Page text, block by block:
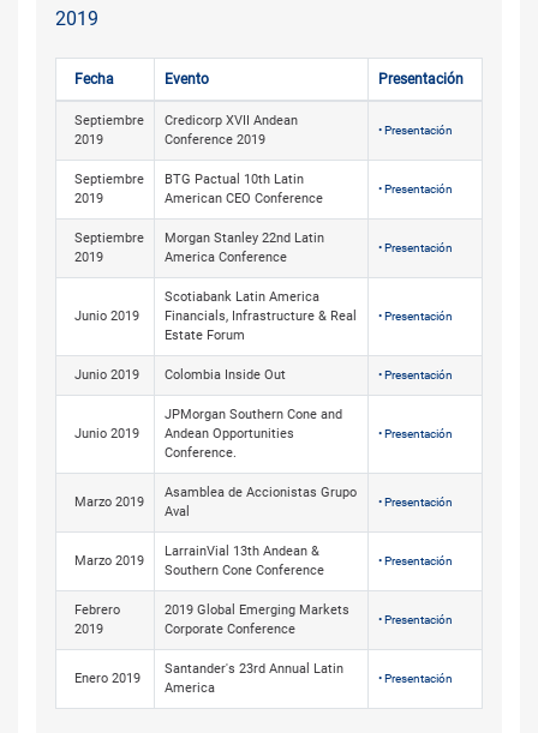
2019
Fecha Evento Presentación
Septiembre
2019
Credicorp XVII Andean
Conference 2019
• Presentación
Septiembre
2019
BTG Pactual 10th Latin
American CEO Conference
• Presentación
Septiembre
2019
Morgan Stanley 22nd Latin
America Conference
• Presentación
Junio 2019
Scotiabank Latin America
Financials, Infrastructure & Real
Estate Forum
• Presentación
Junio 2019 Colombia Inside Out • Presentación
Junio 2019
JPMorgan Southern Cone and
Andean Opportunities
Conference.
• Presentación
Marzo 2019
Asamblea de Accionistas Grupo
Aval
• Presentación
Marzo 2019
LarrainVial 13th Andean &
Southern Cone Conference
• Presentación
Febrero
2019
2019 Global Emerging Markets
Corporate Conference
• Presentación
Enero 2019
Santander's 23rd Annual Latin
America
• Presentación